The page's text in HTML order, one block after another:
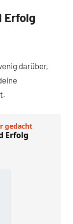
Erfolg
darüber,